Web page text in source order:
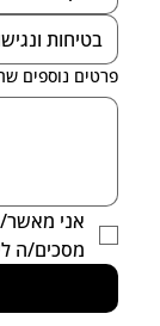
בטיחות
פרטים נוספים
אני
מסכים/ה